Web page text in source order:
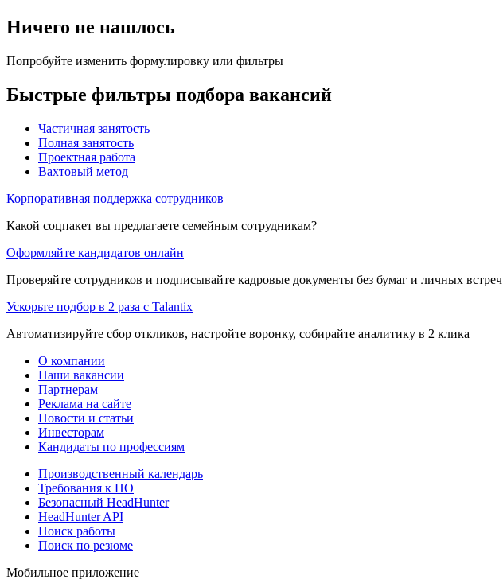
Ничего не нашлось
Попробуйте изменить формулировку или фильтры
Быстрые фильтры подбора вакансий
Частичная занятость
Полная занятость
Проектная работа
Вахтовый метод
Корпоративная поддержка сотрудников
Какой соцпакет вы предлагаете семейным сотрудникам?
Оформляйте кандидатов онлайн
Проверяйте сотрудников и подписывайте кадровые документы без бумаг и личных встреч
Ускорьте подбор в 2 раза с Talantix
Автоматизируйте сбор откликов, настройте воронку, собирайте аналитику в 2 клика
О компании
Наши вакансии
Партнерам
Реклама на сайте
Новости и статьи
Инвесторам
Кандидаты по профессиям
Производственный календарь
Требования к ПО
Безопасный HeadHunter
HeadHunter API
Поиск работы
Поиск по резюме
Мобильное приложение